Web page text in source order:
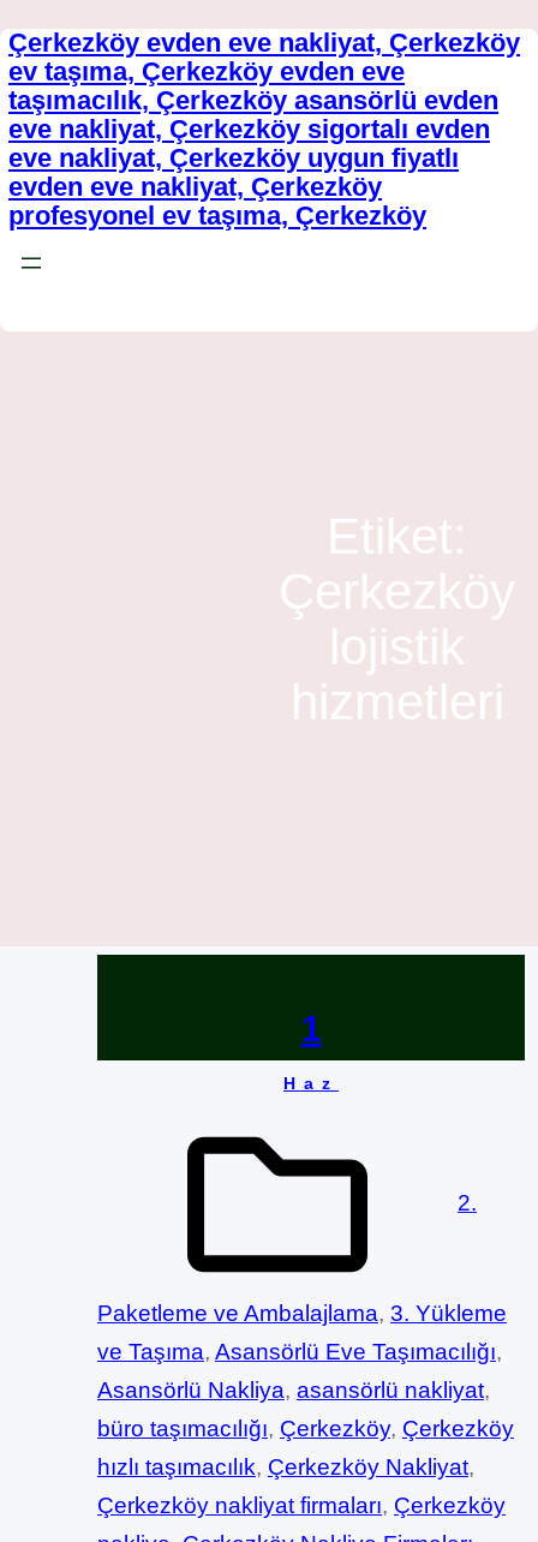
İçeriğe
geç
Çerkezköy evden eve nakliyat, Çerkezköy
ev taşıma, Çerkezköy evden eve
taşımacılık, Çerkezköy asansörlü evden
eve nakliyat, Çerkezköy sigortalı evden
eve nakliyat, Çerkezköy uygun fiyatlı
evden eve nakliyat, Çerkezköy
profesyonel ev taşıma, Çerkezköy
Etiket:
Çerkezköy
lojistik
hizmetleri
1
Haz
2.
Paketleme ve Ambalajlama, 3. Yükleme
ve Taşıma, Asansörlü Eve Taşımacılığı
Asansörlü Nakliya, asansörlü nakliyat
büro taşımacılığı, Çerkezköy, Çerkezköy
hızlı taşımacılık, Çerkezköy Nakliyat
Çerkezköy nakliyat firmaları, Çerkezköy